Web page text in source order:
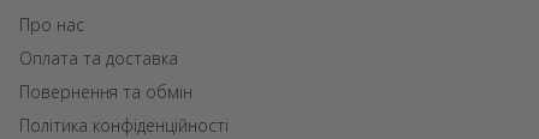
Про нас
Оплата та доставка
Повернення та обмін
Політика конфіденційності